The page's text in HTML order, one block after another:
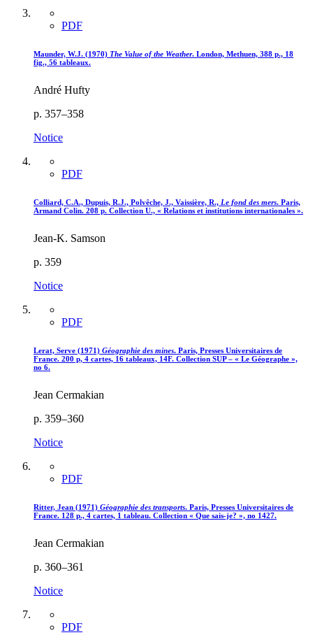
PDF
Maunder, W.J. (1970) The Value of the Weather. London, Methuen, 388 p., 18
fig., 56 tableaux.
André Hufty
p. 357–358
Notice
PDF
Colliard, C.A., Dupuis, R.J., Polvêche, J., Vaissière, R., Le fond des mers. Paris,
Armand Colin. 208 p. Collection U., « Relations et institutions internationales ».
Jean-K. Samson
p. 359
Notice
PDF
Lerat, Serve (1971) Géographie des mines. Paris, Presses Universitaires de
France. 200 p, 4 cartes, 16 tableaux, 14F. Collection SUP – « Le Géographe »,
no 6.
Jean Cermakian
p. 359–360
Notice
PDF
Ritter, Jean (1971) Géographie des transports. Paris, Presses Universitaires de
France. 128 p., 4 cartes, 1 tableau. Collection « Que sais-je? », no 1427.
Jean Cermakian
p. 360–361
Notice
PDF